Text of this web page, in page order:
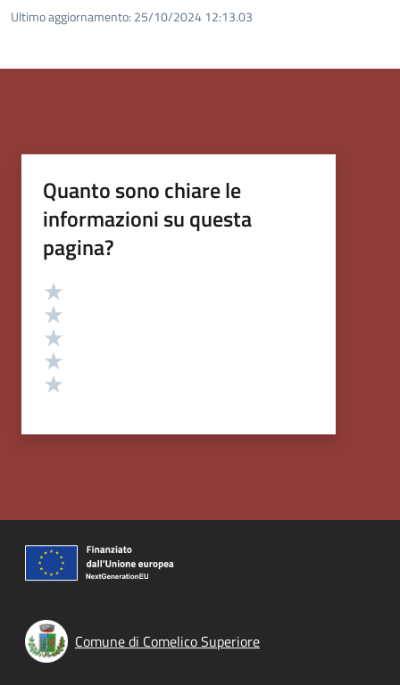
Ultimo aggiornamento: 25/10/2024 12:13.03
Quanto sono chiare le
informazioni su questa
pagina?
Valutazione
Comune di Comelico Superiore